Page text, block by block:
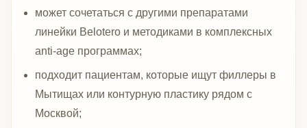
может сочетаться с другими препаратами
линейки Belotero и методиками в комплексных
anti-age программах;
подходит пациентам, которые ищут филлеры в
Мытищах или контурную пластику рядом с
Москвой;